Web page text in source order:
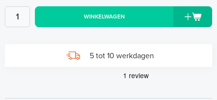
WINKELWAGEN
5 tot 10 werkdagen